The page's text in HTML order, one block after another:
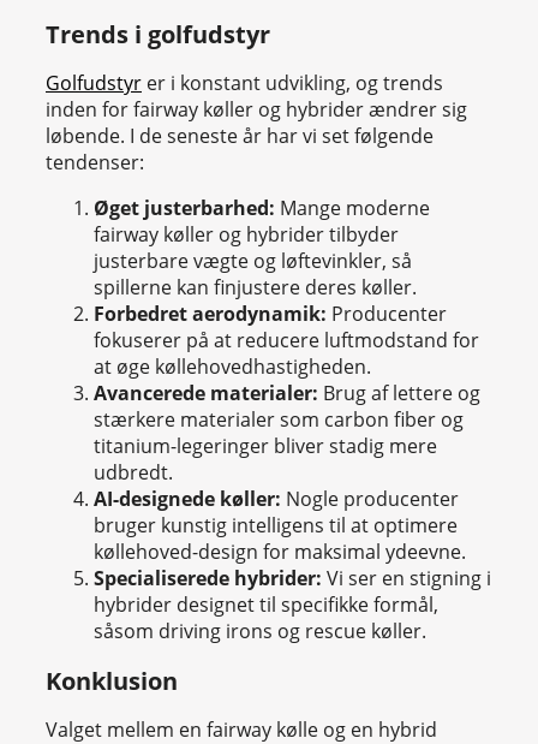
Trends i golfudstyr
Golfudstyr er i konstant udvikling, og trends
inden for fairway køller og hybrider ændrer sig
løbende. I de seneste år har vi set følgende
tendenser:
Øget justerbarhed: Mange moderne
fairway køller og hybrider tilbyder
justerbare vægte og løftevinkler, så
spillerne kan finjustere deres køller.
Forbedret aerodynamik: Producenter
fokuserer på at reducere luftmodstand for
at øge køllehovedhastigheden.
Avancerede materialer: Brug af lettere og
stærkere materialer som carbon fiber og
titanium-legeringer bliver stadig mere
udbredt.
AI-designede køller: Nogle producenter
bruger kunstig intelligens til at optimere
køllehoved-design for maksimal ydeevne.
Specialiserede hybrider: Vi ser en stigning i
hybrider designet til specifikke formål,
såsom driving irons og rescue køller.
Konklusion
Valget mellem en fairway kølle og en hybrid